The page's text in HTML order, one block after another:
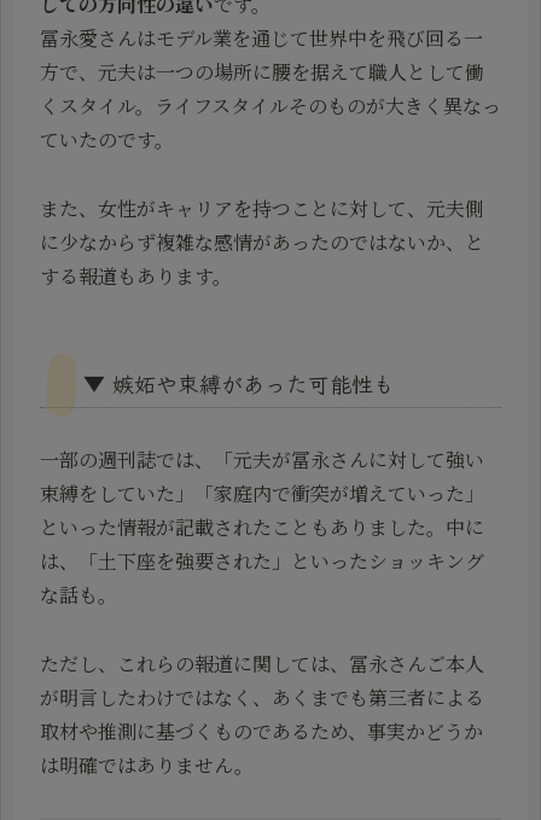
冨永愛さんはモデル業を通じて世界中を飛び回る一
方で、元夫は一つの場所に腰を据えて職人として働
くスタイル。ライフスタイルそのものが大きく異なっ
ていたのです。
また、女性がキャリアを持つことに対して、元夫側
に少なからず複雑な感情があったのではないか、と
する報道もあります。
▼ 嫉妬や束縛があった可能性も
一部の週刊誌では、「元夫が冨永さんに対して強い
束縛をしていた」「家庭内で衝突が増えていった」
といった情報が記載されたこともありました。中に
は、「土下座を強要された」といったショッキング
な話も。
ただし、これらの報道に関しては、冨永さんご本人
が明言したわけではなく、あくまでも第三者による
取材や推測に基づくものであるため、事実かどうか
は明確ではありません。